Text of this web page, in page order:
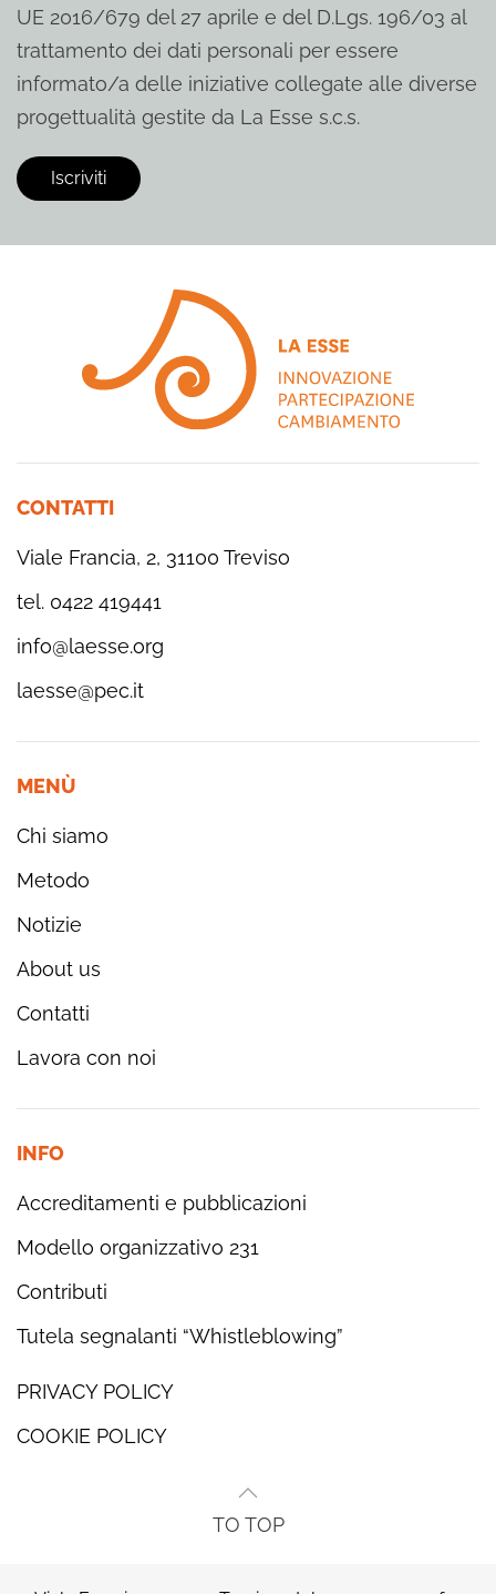
UE 2016/679 del 27 aprile e del D.Lgs. 196/03 al
trattamento dei dati personali per essere
informato/a delle iniziative collegate alle diverse
progettualità gestite da La Esse s.c.s.
CONTATTI
Viale Francia, 2, 31100 Treviso
tel. 0422 419441
info@laesse.org
laesse@pec.it
MENÙ
Chi siamo
Metodo
Notizie
About us
Contatti
Lavora con noi
INFO
Accreditamenti e pubblicazioni
Modello organizzativo 231
Contributi
Tutela segnalanti “Whistleblowing”
PRIVACY POLICY
COOKIE POLICY
TO TOP